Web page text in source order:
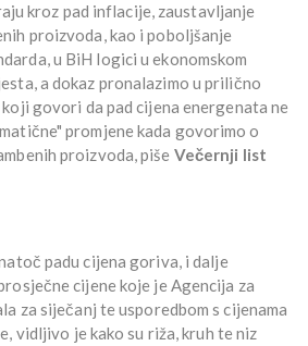
kroz pad inflacije, zaustavljanje
proizvoda, kao i poboljšanje
u BiH logici u ekonomskom
a dokaz pronalazimo u prilično
govori da pad cijena energenata ne
promjene kada govorimo o
proizvoda, piše Večernji list
padu cijena goriva, i dalje
cijene koje je Agencija za
za siječanj te usporedbom s cijenama
vidljivo je kako su riža, kruh te niz